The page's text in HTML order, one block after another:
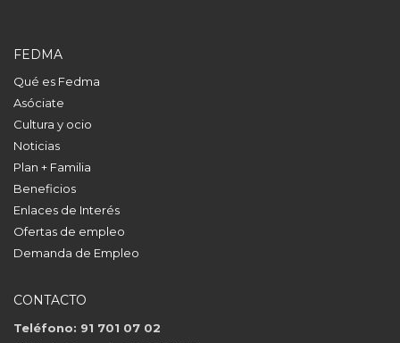
FEDMA
Qué es Fedma
Asóciate
Cultura y ocio
Noticias
Plan + Familia
Beneficios
Enlaces de Interés
Ofertas de empleo
Demanda de Empleo
CONTACTO
Teléfono: 91 701 07 02